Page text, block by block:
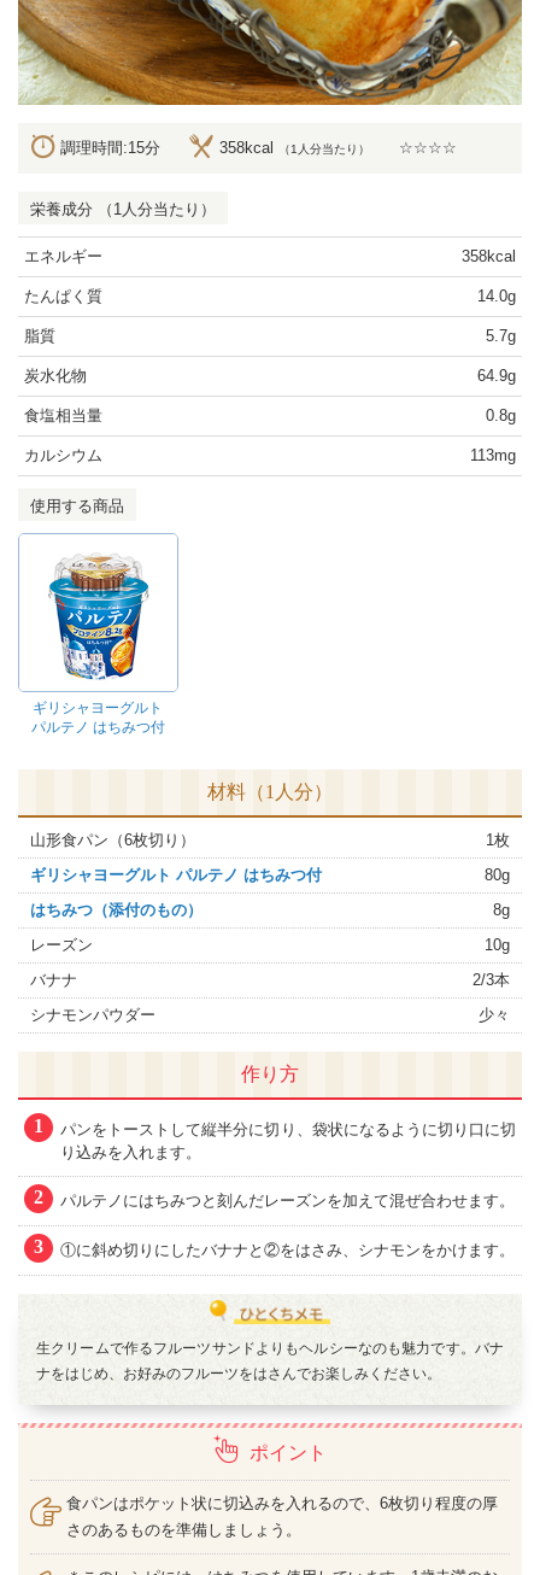
調理時間:15分 358kcal （1人分当たり） ☆☆☆☆
栄養成分 （1人分当たり）
エネルギー 358kcal
たんぱく質 14.0g
脂質 5.7g
炭水化物 64.9g
食塩相当量 0.8g
カルシウム 113mg
使用する商品
ギリシャヨーグルト
パルテノ はちみつ付
材料（1人分）
山形食パン（6枚切り）
1枚
ギリシャヨーグルト パルテノ はちみつ付
80g
はちみつ（添付のもの）
8g
レーズン
10g
バナナ
2/3本
シナモンパウダー
少々
作り方
1
パンをトーストして縦半分に切り、袋状になるように切り口に切
り込みを入れます。
2 パルテノにはちみつと刻んだレーズンを加えて混ぜ合わせます。
3 ①に斜め切りにしたバナナと②をはさみ、シナモンをかけます。
生クリームで作るフルーツサンドよりもヘルシーなのも魅力です。バナ
ナをはじめ、お好みのフルーツをはさんでお楽しみください。
ポイント
食パンはポケット状に切込みを入れるので、6枚切り程度の厚
さのあるものを準備しましょう。